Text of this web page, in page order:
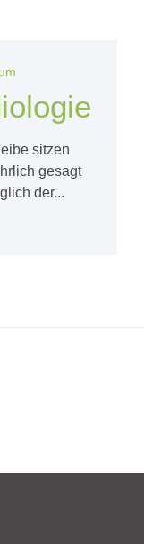
sitzen
gesagt
der...